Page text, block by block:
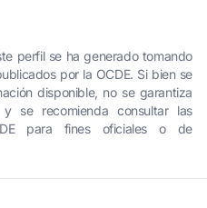
perfil se ha generado tomando
por la OCDE. Si bien se
disponible, no se garantiza
se recomienda consultar las
para fines oficiales o de